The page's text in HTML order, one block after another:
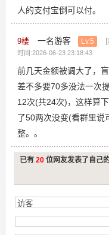
人的支付宝倒可以付。
9楼 一名游客 Lv.5
时间:2026-06-23 23:18:43
前几天金额被调大了，
差不多要70多没法一次
12次(共24次)，这样算
了50两次没变(看群里说
整。。
已有20 位网友发表了自己